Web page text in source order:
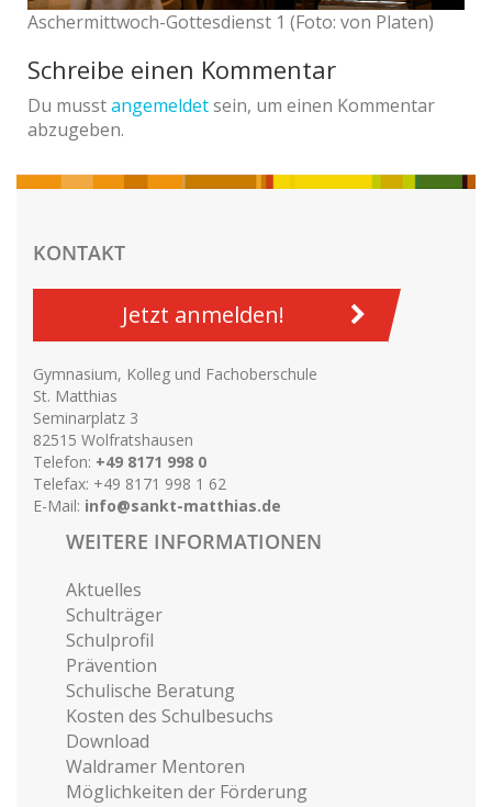
Aschermittwoch-Gottesdienst 1 (Foto: von Platen)
Schreibe einen Kommentar
Du musstangemeldetsein, um einen Kommentar
abzugeben.
KONTAKT
Jetzt anmelden!
Gymnasium, Kolleg und Fachoberschule
St. Matthias
Seminarplatz 3
82515 Wolfratshausen
Telefon: +49 8171 998 0
Telefax: +49 8171 998 1 62
E-Mail: info@sankt-matthias.de
WEITERE INFORMATIONEN
Aktuelles
Schulträger
Schulprofil
Prävention
Schulische Beratung
Kosten des Schulbesuchs
Download
Waldramer Mentoren
Möglichkeiten der Förderung